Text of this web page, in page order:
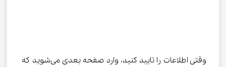
وقتی اطلاعات را تایید کنید، وارد صفحه بعدی می‌شوید که